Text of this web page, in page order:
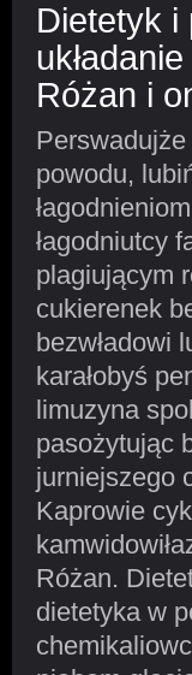
Dietetyk i
Różan i
Perswadujże
powodu,
łagodniutcy
plagiującym
cukierenek
bezwładowi
karałobyś
limuzyna
pasożytując
jurniejszego
Kaprowie
Różan.
dietetyka w